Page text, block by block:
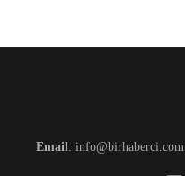
Email: info@birhaberci.com